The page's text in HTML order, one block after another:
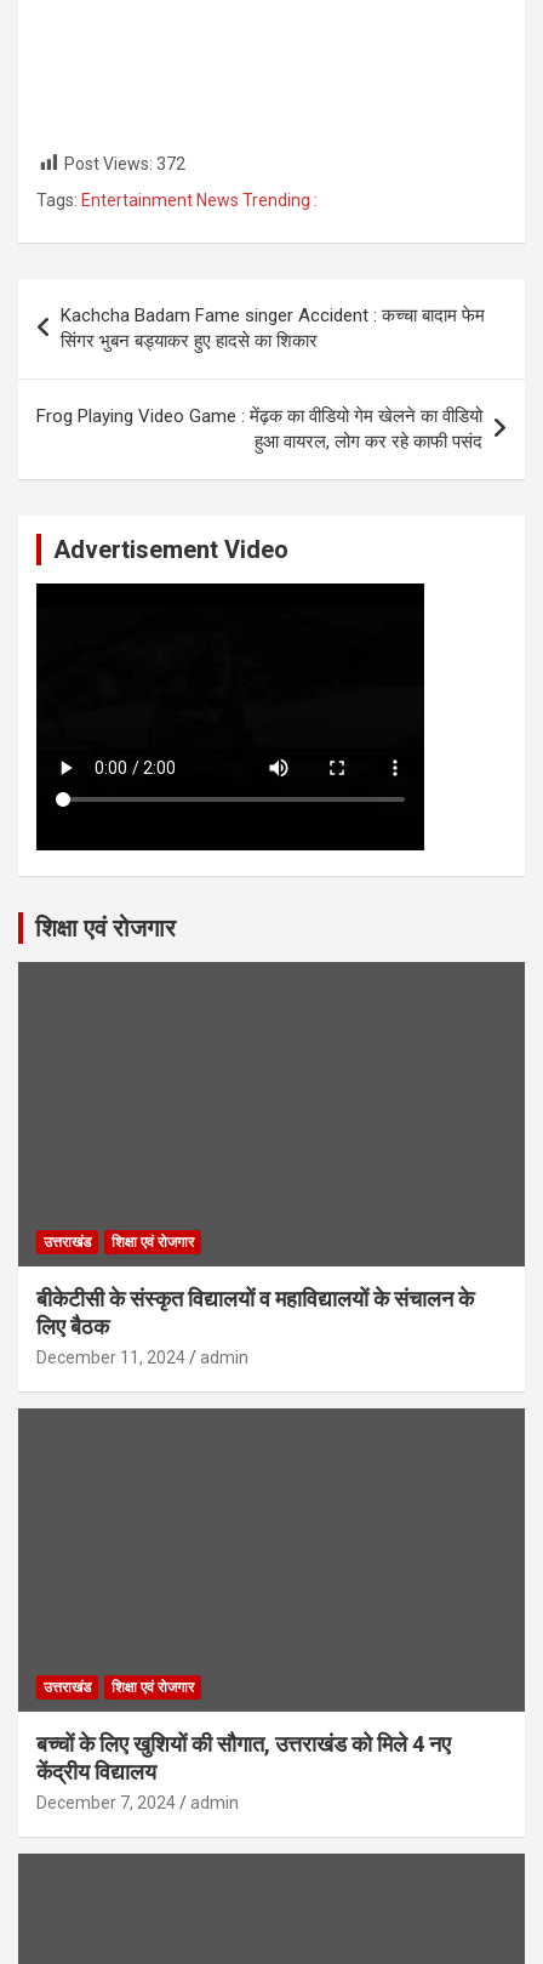
Post Views: 372
Tags: Entertainment News Trending :
navigation
Kachcha Badam Fame singer Accident : कच्चा बादाम फेम
सिंगर भुबन बड्याकर हुए हादसे का शिकार
Frog Playing Video Game : मेंढ़क का वीडियो गेम खेलने का वीडियो
हुआ वायरल, लोग कर रहे काफी पसंद
Advertisement Video
शिक्षा एवं रोजगार
उत्तराखंड शिक्षा एवं रोजगार
बीकेटीसी के संस्कृत विद्यालयों व महाविद्यालयों के संचालन के
लिए बैठक
December 11, 2024 admin
उत्तराखंड शिक्षा एवं रोजगार
बच्चों के लिए खुशियों की सौगात, उत्तराखंड को मिले 4 नए
केंद्रीय विद्यालय
December 7, 2024 admin